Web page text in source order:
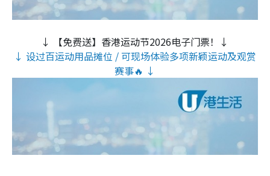
↓ 【免费送】香港运动节2026电子门票！↓
↓ 设过百运动用品摊位 / 可现场体验多项新颖运动及观赏
赛事🔥 ↓